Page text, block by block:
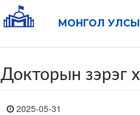
МОНГОЛ
Докторын зэрэг
2025-05-31